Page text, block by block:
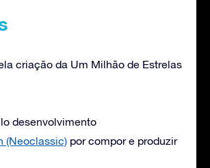
criação da Um Milhão de Estrelas
desenvolvimento
(Neoclassic) por compor e produzir